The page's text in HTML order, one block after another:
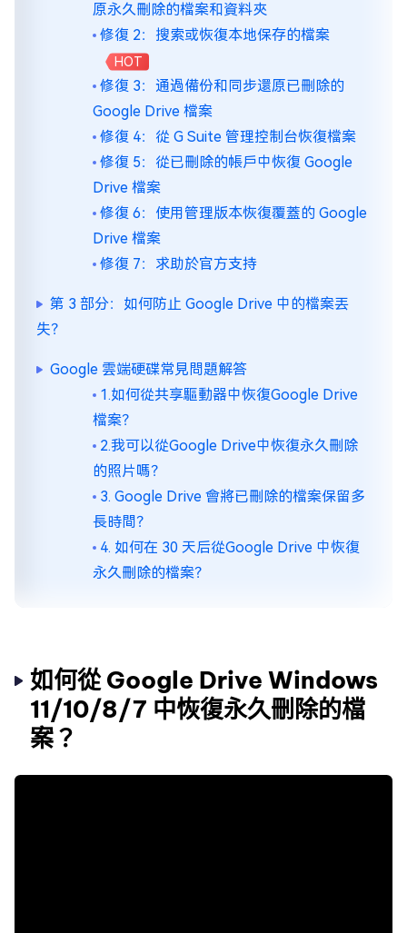
原永久刪除的檔案和資料夾
修復 2：搜索或恢復本地保存的檔案
HOT
修復 3：通過備份和同步還原已刪除的
Google Drive 檔案
修復 4：從 G Suite 管理控制台恢復檔案
修復 5：從已刪除的帳戶中恢復 Google
Drive 檔案
修復 6：使用管理版本恢復覆蓋的 Google
Drive 檔案
修復 7：求助於官方支持
第 3 部分：如何防止 Google Drive 中的檔案丟
失？
Google 雲端硬碟常見問題解答
1.如何從共享驅動器中恢復Google Drive
檔案？
2.我可以從Google Drive中恢復永久刪除
的照片嗎？
3. Google Drive 會將已刪除的檔案保留多
長時間？
4. 如何在 30 天后從Google Drive 中恢復
永久刪除的檔案？
如何從 Google Drive Windows
11/10/8/7 中恢復永久刪除的檔
案？